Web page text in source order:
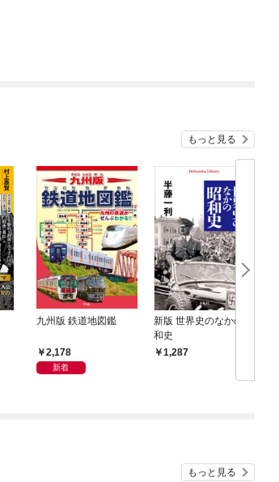
もっと見る
九州版 鉄道地図鑑
2,178
新着
新版 世界史のなかの昭
和史
1,287
もっと見る